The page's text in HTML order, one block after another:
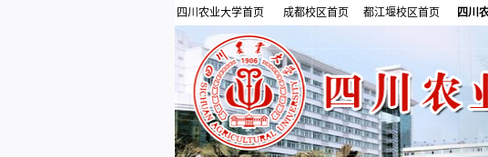
四川农业大学首页 成都校区首页 都江堰校区首页 四川